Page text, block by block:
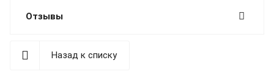
Отзывы
Назад к списку